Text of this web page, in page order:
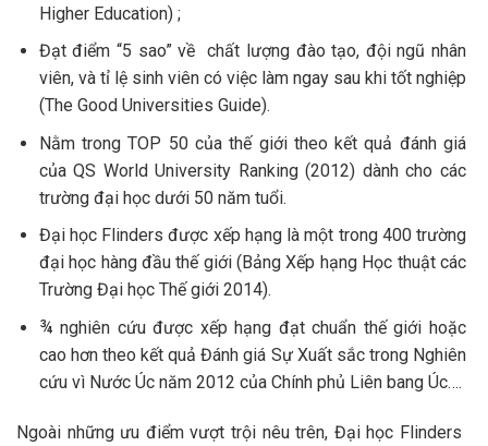
Higher Education) ;
Đạt điểm “5 sao” về chất lượng đào tạo, đội ngũ nhân
viên, và tỉ lệ sinh viên có việc làm ngay sau khi tốt nghiệp
(The Good Universities Guide).
Nằm trong TOP 50 của thế giới theo kết quả đánh giá
của QS World University Ranking (2012) dành cho các
trường đại học dưới 50 năm tuổi.
Đại học Flinders được xếp hạng là một trong 400 trường
đại học hàng đầu thế giới (Bảng Xếp hạng Học thuật các
Trường Đại học Thế giới 2014).
¾ nghiên cứu được xếp hạng đạt chuẩn thế giới hoặc
cao hơn theo kết quả Đánh giá Sự Xuất sắc trong Nghiên
cứu vì Nước Úc năm 2012 của Chính phủ Liên bang Úc….
Ngoài những ưu điểm vượt trội nêu trên, Đại học Flinders